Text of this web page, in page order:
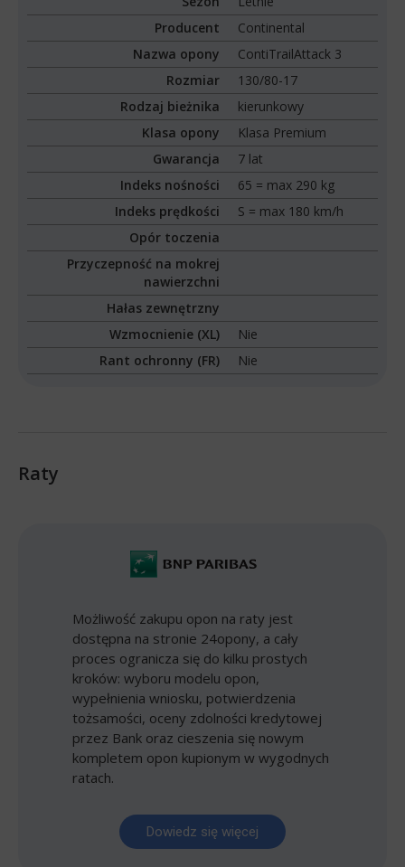
Producent
Continental
Nazwa opony
ContiTrailAttack 3
Rozmiar
130/80-17
Rodzaj bieżnika
kierunkowy
Klasa opony
Klasa Premium
Gwarancja
7 lat
Indeks nośności
65 = max 290 kg
Indeks prędkości
S = max 180 km/h
Opór toczenia
Przyczepność na mokrej
nawierzchni
Hałas zewnętrzny
Wzmocnienie (XL)
Nie
Rant ochronny (FR)
Nie
Raty
Możliwość zakupu opon na raty jest
dostępna na stronie 24opony, a cały
proces ogranicza się do kilku prostych
kroków: wyboru modelu opon,
wypełnienia wniosku, potwierdzenia
tożsamości, oceny zdolności kredytowej
przez Bank oraz cieszenia się nowym
kompletem opon kupionym w wygodnych
ratach.
Dowiedz się więcej